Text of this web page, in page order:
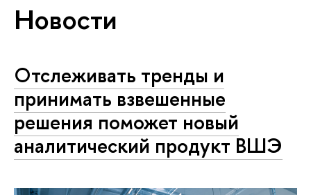
Новости
Отслеживать тренды и
принимать взвешенные
решения поможет новый
аналитический продукт ВШЭ